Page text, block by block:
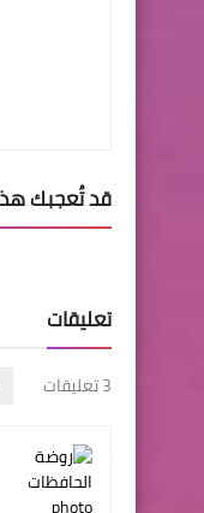
قد تُعجبك
تعليقات
3 تعليقات